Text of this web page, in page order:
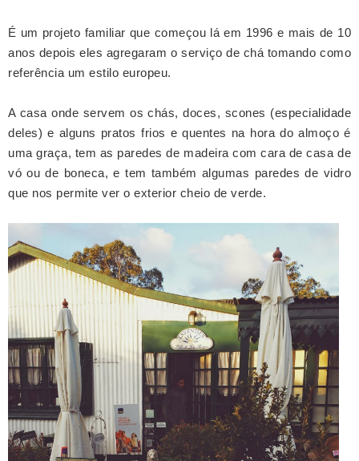
É um projeto familiar que começou lá em 1996 e mais de 10
anos depois eles agregaram o serviço de chá tomando como
referência um estilo europeu.
A casa onde servem os chás, doces, scones (especialidade
deles) e alguns pratos frios e quentes na hora do almoço é
uma graça, tem as paredes de madeira com cara de casa de
vó ou de boneca, e tem também algumas paredes de vidro
que nos permite ver o exterior cheio de verde.